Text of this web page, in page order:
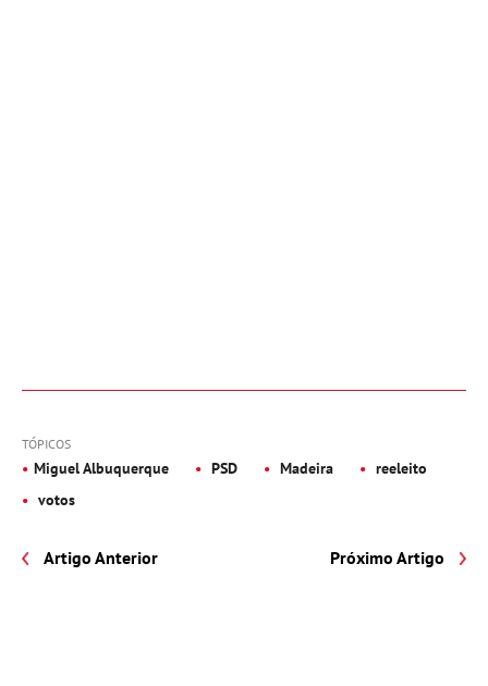
TÓPICOS
Miguel Albuquerque PSD Madeira
reeleito
votos
Artigo Anterior Próximo Artigo